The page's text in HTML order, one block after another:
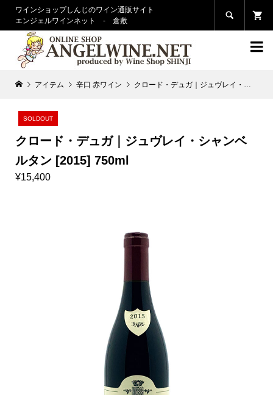
ワインショップしんじのワイン通販サイト
エンジェルワインネット - 倉敷


アイテム 辛口 赤ワイン クロード・デュガ｜ジュヴレイ・シャンベルタン [2015] 750ml
SOLDOUT
クロード・デュガ｜ジュヴレイ・シャンベ
ルタン [2015] 750ml
¥15,400